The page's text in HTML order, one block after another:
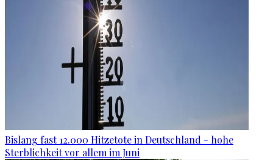
Bislang fast 12.000 Hitzetote in Deutschland - hohe
Sterblichkeit vor allem im Juni